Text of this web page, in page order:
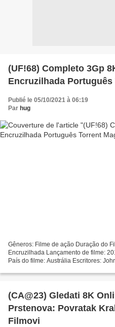
(UF!68) Completo 3Gp
Encruzilhada
Publié le 05/10/2021 à 06:19
Par hug
Gêneros: Filme de ação Duração do
Encruzilhada Lançamento de filme:
País do filme: Austrália Escritores:
(CA@23) Gledati 8K
Prstenova: Povratak
Filmovi